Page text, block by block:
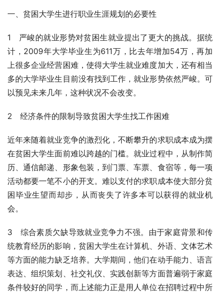
一、贫困大学生进行职业生涯规划的必要性
1　严峻的就业形势对贫困生就业提出了更大的挑战。据统
计，2009年大学毕业生为611万，比去年增加54万，再加
上很多企业经营困难，使得大学生就业难度加大，还有相当
多的大学毕业生目前没有找到工作，就业形势依然严峻。可
以预见未来几年，这种状况不会改变。
2　经济条件的限制导致贫困大学生找工作困难
近年来随着就业竞争的激烈化，不断攀升的求职成本成为摆
在贫困大学生面前难以跨越的门槛。就业过程中，从制作简
历、通信邮递、形象包装，到门票、车票、食宿等，每一项
活动都要一笔不小的开支。难以支付的求职成本使大部分贫
困毕业生望而却步，从而丧失了许多本可以获得的就业机
会。
3　综合素质欠缺导致就业竞争力不强。由于家庭背景和传
统教育经历的影响，贫困大学生在计算机、外语、文体艺术
等方面的能力缺乏培养。大学期间，他们在动手能力、语言
表达、组织策划、社交礼仪、实践创新等方面普遍弱于家庭
条件较好的同学，而上述能力正是用人单位在招聘过程中所